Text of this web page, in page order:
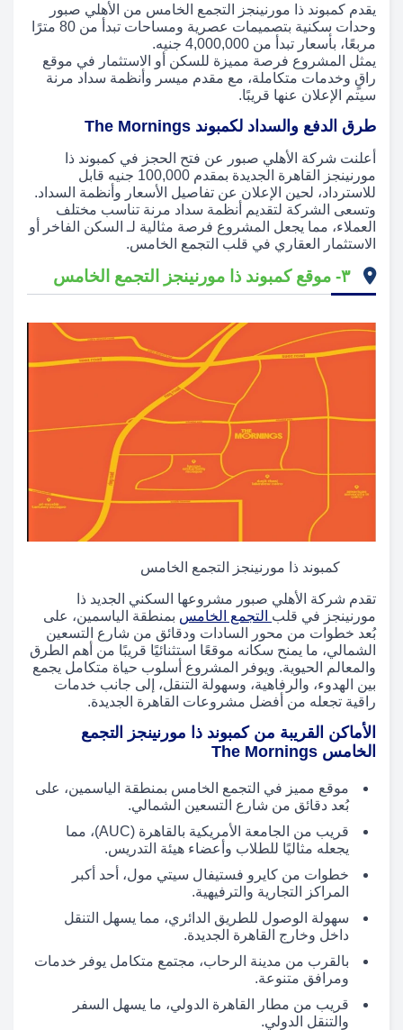
يقدم كمبوند ذا مورنينجز التجمع الخامس من الأهلي صبور
وحدات سكنية بتصميمات عصرية ومساحات تبدأ من 80 مترًا
مربعًا، بأسعار تبدأ من 4,000,000 جنيه.
يمثل المشروع فرصة مميزة للسكن أو الاستثمار في موقع
راقٍ وخدمات متكاملة، مع مقدم ميسر وأنظمة سداد مرنة
سيتم الإعلان عنها قريبًا.
طرق الدفع والسداد لكمبوند The Mornings
أعلنت شركة الأهلي صبور عن فتح الحجز في كمبوند ذا
مورنينجز القاهرة الجديدة بمقدم 100,000 جنيه قابل
للاسترداد، لحين الإعلان عن تفاصيل الأسعار وأنظمة السداد.
وتسعى الشركة لتقديم أنظمة سداد مرنة تناسب مختلف
العملاء، مما يجعل المشروع فرصة مثالية لـ السكن الفاخر أو
الاستثمار العقاري في قلب التجمع الخامس.
۳- موقع كمبوند ذا مورنينجز التجمع الخامس
كمبوند ذا مورنينجز التجمع الخامس
تقدم شركة الأهلي صبور مشروعها السكني الجديد ذا
مورنينجز في قلب التجمع الخامس بمنطقة الياسمين، على
بُعد خطوات من محور السادات ودقائق من شارع التسعين
الشمالي، ما يمنح سكانه موقعًا استثنائيًا قريبًا من أهم الطرق
والمعالم الحيوية. ويوفر المشروع أسلوب حياة متكامل يجمع
بين الهدوء، والرفاهية، وسهولة التنقل، إلى جانب خدمات
راقية تجعله من أفضل مشروعات القاهرة الجديدة.
الأماكن القريبة من كمبوند ذا مورنينجز التجمع
الخامس The Mornings
موقع مميز في التجمع الخامس بمنطقة الياسمين، على
بُعد دقائق من شارع التسعين الشمالي.
قريب من الجامعة الأمريكية بالقاهرة (AUC)، مما
يجعله مثاليًا للطلاب وأعضاء هيئة التدريس.
خطوات من كايرو فستيفال سيتي مول، أحد أكبر
المراكز التجارية والترفيهية.
سهولة الوصول للطريق الدائري، مما يسهل التنقل
داخل وخارج القاهرة الجديدة.
بالقرب من مدينة الرحاب، مجتمع متكامل يوفر خدمات
ومرافق متنوعة.
قريب من مطار القاهرة الدولي، ما يسهل السفر
والتنقل الدولي.